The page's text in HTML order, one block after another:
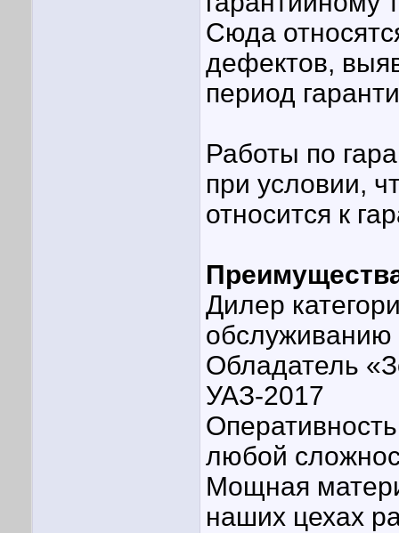
Сюда
дефектов,
период
Работы по
при условии,
относится к
Дилер
Обладатель
УАЗ-2017
любой
Мощная
наших цехах